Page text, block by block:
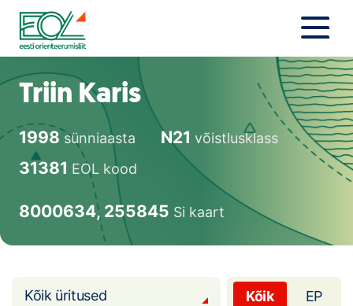
Liigu
sisu
juurde
Uudised
Orienteerujale
Eesti Orienteerumine 100!
Toetamine
Triin Karis
1998sünniaasta N21 võistlusklass
31381 EOL kood
8000634, 255845 Si kaart
Kõik üritused Kõik EP